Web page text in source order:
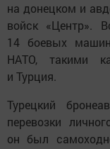
на донецком и
войск «Центр».
14 боевых
НАТО, такими
и Турция.
Турецкий
перевозки
он был